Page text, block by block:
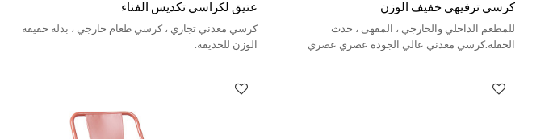
كرسي ترفيهي خفيف الوزن
للمطعم الداخلي والخارجي ، المقهى ، حدث
الحفلة.كرسي معدني عالي الجودة عصري عصري
عتيق لكراسي تكديس الفناء
كرسي معدني تجاري ، كرسي طعام خارجي ، بدلة خفيفة
الوزن للحديقة.